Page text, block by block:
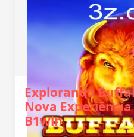
Explorando
Nova Experiência
B1win